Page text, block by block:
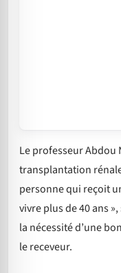
Le professeur Abdou
transplantation
personne qui reçoit
vivre plus de 40 ans
la nécessité d’une
le receveur.